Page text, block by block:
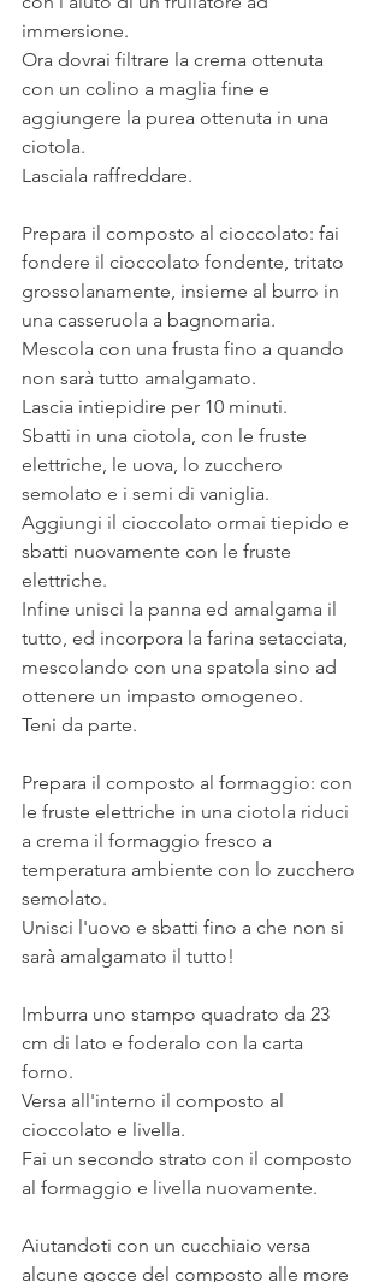
immersione.
Ora dovrai filtrare la crema ottenuta
con un colino a maglia fine e
aggiungere la purea ottenuta in una
ciotola.
Lasciala raffreddare.
Prepara il composto al cioccolato: fai
fondere il cioccolato fondente, tritato
grossolanamente, insieme al burro in
una casseruola a bagnomaria.
Mescola con una frusta fino a quando
non sarà tutto amalgamato.
Lascia intiepidire per 10 minuti.
Sbatti in una ciotola, con le fruste
elettriche, le uova, lo zucchero
semolato e i semi di vaniglia.
Aggiungi il cioccolato ormai tiepido e
sbatti nuovamente con le fruste
elettriche.
Infine unisci la panna ed amalgama il
tutto, ed incorpora la farina setacciata,
mescolando con una spatola sino ad
ottenere un impasto omogeneo.
Teni da parte.
Prepara il composto al formaggio: con
le fruste elettriche in una ciotola riduci
a crema il formaggio fresco a
temperatura ambiente con lo zucchero
semolato.
Unisci l'uovo e sbatti fino a che non si
sarà amalgamato il tutto!
Imburra uno stampo quadrato da 23
cm di lato e foderalo con la carta
forno.
Versa all'interno il composto al
cioccolato e livella.
Fai un secondo strato con il composto
al formaggio e livella nuovamente.
Aiutandoti con un cucchiaio versa
alcune gocce del composto alle more